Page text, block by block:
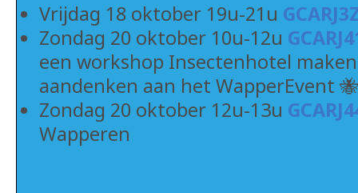
Vrijdag 18 oktober 19u-21u
Zondag 20 oktober 10u-12u
een workshop Insectenhotel
aandenken aan het WapperEvent 🐝
Zondag 20 oktober 12u-13u
Wapperen